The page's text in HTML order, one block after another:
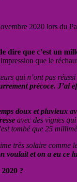
2020 lors du
dire que c’est un
que le
qui n’ont pas
précoce. J’ai
doux et pluvieux
avec des vignes
tombé que 25
très solaire
voulait et on a eu ce
?